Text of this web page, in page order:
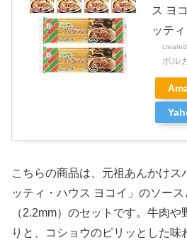
ス ヨ
ッティ
ボル
こちらの商品は、元祖あんかけス
ッティ・ハウス ヨコイ」のソー
（2.2mm）のセットです。牛肉
りと、コショウのピリッとした味